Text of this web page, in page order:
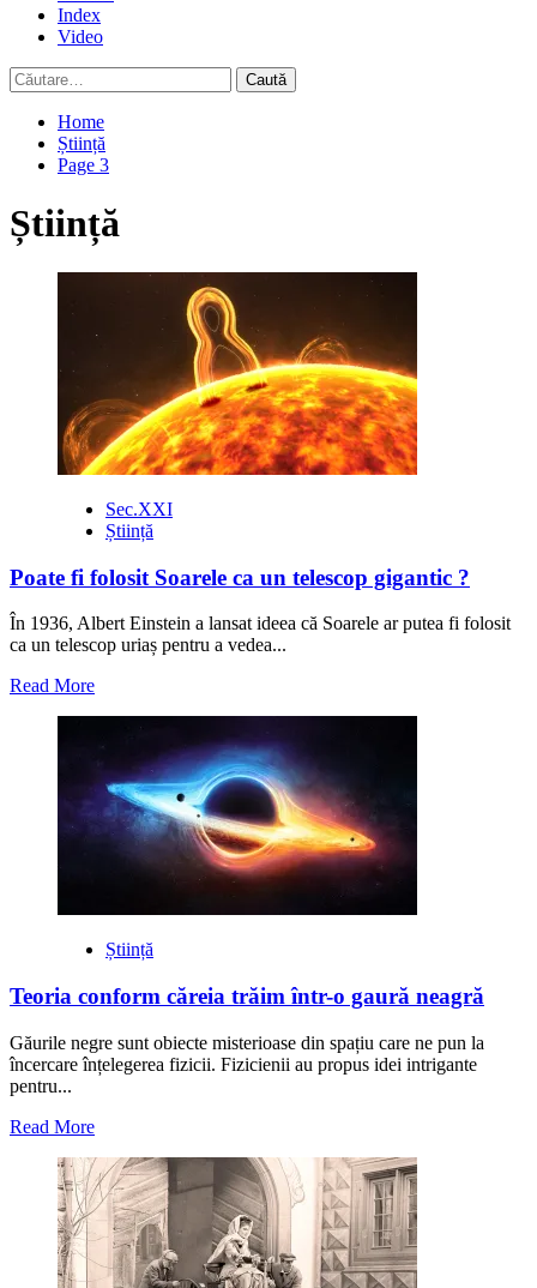
Index
Video
Caută
după:
Home
Știință
Page 3
Știință
Sec.XXI
Știință
Poate fi folosit Soarele ca un telescop gigantic ?
În 1936, Albert Einstein a lansat ideea că Soarele ar putea fi folosit
ca un telescop uriaș pentru a vedea...
Read MoreRead
Poate
folosit
Soarele
ca
?
Știință
Teoria conform căreia trăim într-o gaură neagră
Găurile negre sunt obiecte misterioase din spațiu care ne pun la
încercare înțelegerea fizicii. Fizicienii au propus idei intrigante
pentru...
Read MoreRead
about
Teoria
conform
căreia
trăim
într-